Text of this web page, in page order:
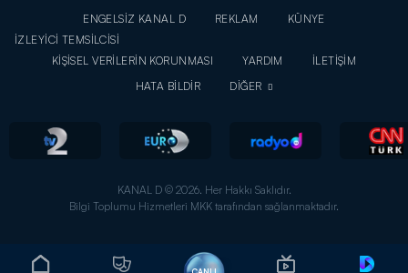
ENGELSİZ KANAL D REKLAM
KÜNYE
İZLEYİCİ TEMSİLCİSİ
KİŞİSEL VERİLERİN KORUNMASI
YARDIM
İLETİŞİM
HATA BİLDİR
DİĞER
KANAL D © 2026. Her Hakkı Saklıdır.
Bilgi Toplumu Hizmetleri MKK tarafından sağlanmaktadır.